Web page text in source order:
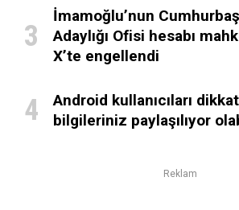
İmamoğlu’nun
Adaylığı Ofisi hesabı
X’te engellendi
Android kullanıcıları
bilgileriniz paylaşılıyor
Reklam